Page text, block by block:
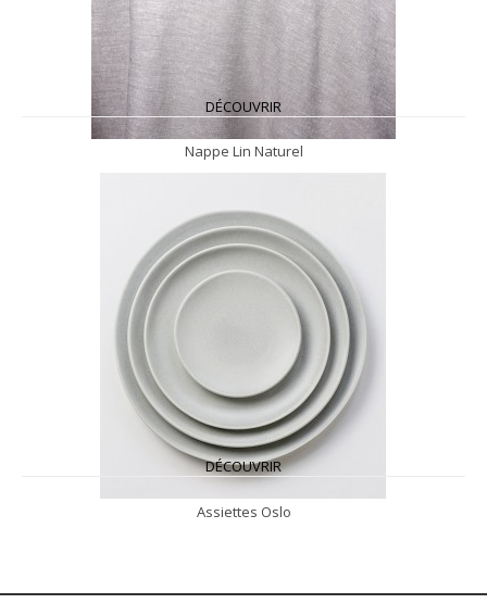
DÉCOUVRIR
Nappe Lin Naturel
DÉCOUVRIR
Assiettes Oslo